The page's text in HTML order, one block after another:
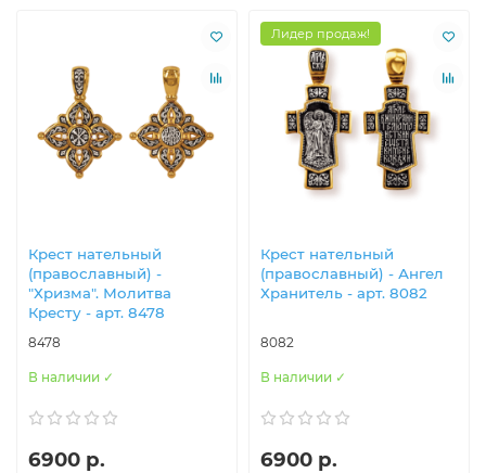
Крест нательный
(православный) -
"Хризма". Молитва
Кресту - арт. 8478
8478
В наличии ✓
6900 р.
Лидер продаж!
Крест нательный
(православный) - Ангел
Хранитель - арт. 8082
8082
В наличии ✓
6900 р.